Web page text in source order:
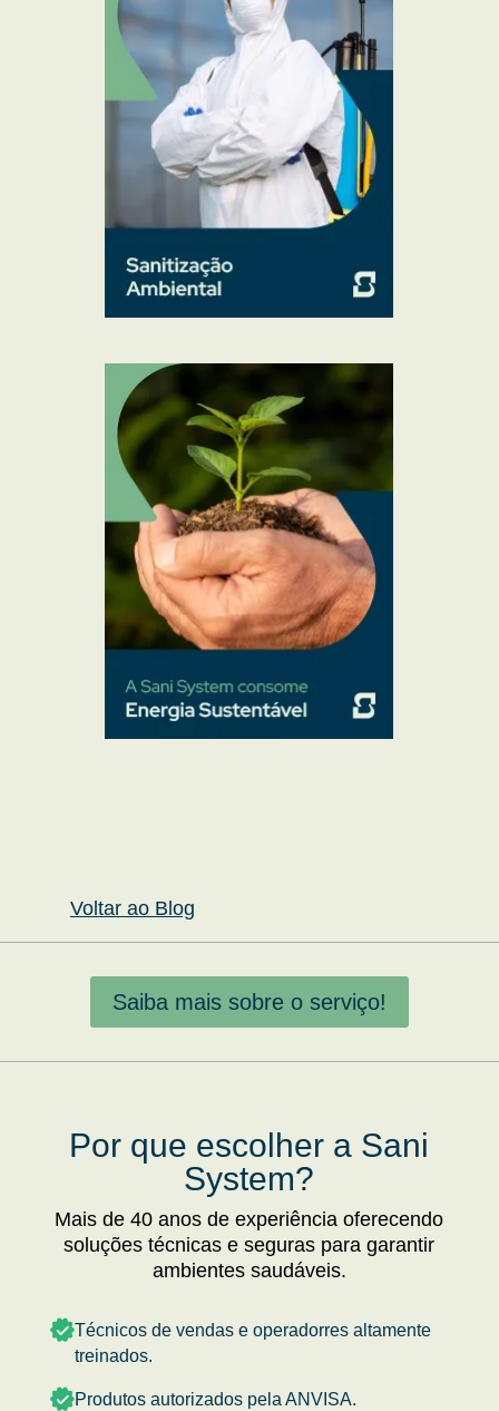
Voltar ao Blog
Saiba mais sobre o serviço!
Por que escolher a Sani
System?
Mais de 40 anos de experiência oferecendo
soluções técnicas e seguras para garantir
ambientes saudáveis.
Técnicos de vendas e operadorres altamente
treinados.
Produtos autorizados pela ANVISA.